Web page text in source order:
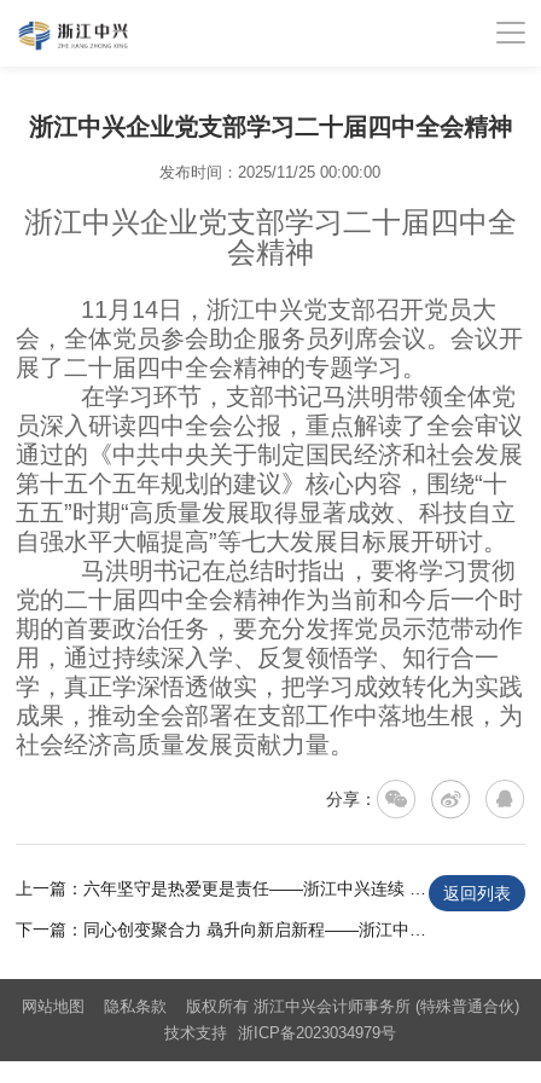
浙江中兴企业党支部学习二十届四中全会精神
发布时间：2025/11/25 00:00:00
浙江中兴企业党支部学习二十届四中全
会精神
11月14日，浙江中兴党支部召开党员大
会 ，全体党员参会助企服务员列席会议。会议开
展了二十届四中全会精神的专题学习。
在学习环节，支部书记马洪明带领全体党
员深入研读四中全会公报，重点解读了全会审议
通过的《中共中央关于制定国民经济和社会发展
第十五个五年规划的建议》核心内容，围绕“十
五五”时期“高质量发展取得显著成效、科技自立
自强水平大幅提高”等七大发展目标展开研讨。
马洪明书记在总结时指出，要将学习贯彻
党的二十届四中全会精神作为当前和今后一个时
期的首要政治任务，要充分发挥党员示范带动作
用，通过持续深入学、反复领悟学、知行合一
学，真正学深悟透做实，把学习成效转化为实践
成果，推动全会部署在支部工作中落地生根，为
社会经济高质量发展贡献力量。
分享：
返回列表
网站地图 隐私条款
版权所有 浙江中兴会计师事务所 (特殊普通合伙)
技术支持 浙ICP备2023034979号